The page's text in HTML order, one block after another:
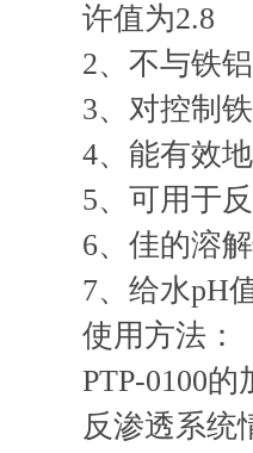
许值为2.8
2、不与铁
3、对控制
4、能有效
5、可用于
6、佳的溶
7、给水pH
使用方法：
PTP-0100
反渗透系统